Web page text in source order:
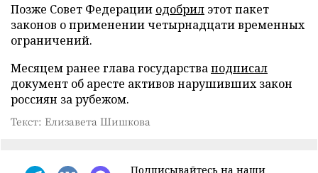
Позже Совет Федерации одобрил этот пакет
законов о применении четырнадцати временных
ограничений.
Месяцем ранее глава государстваподписал
документ об аресте активов нарушивших закон
россиян за рубежом.
Текст: Елизавета Шишкова
Подписывайтесь на наши